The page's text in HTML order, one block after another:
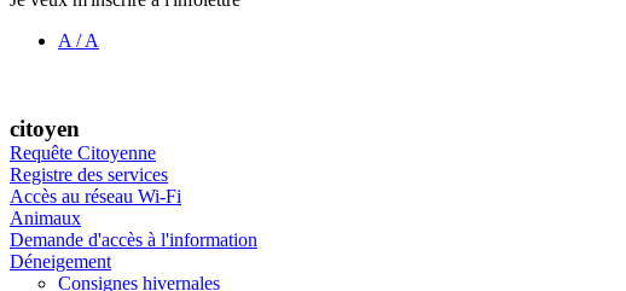
A /A
citoyen
Requête Citoyenne
Registre des services
Accès au réseau Wi-Fi
Animaux
Demande d'accès à l'information
Déneigement
Consignes hivernales